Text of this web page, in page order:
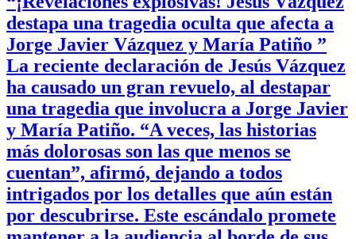
destapa una tragedia oculta que afecta a
Jorge Javier Vázquez y María Patiño ”
La reciente declaración de Jesús Vázquez
ha causado un gran revuelo, al destapar
una tragedia que involucra a Jorge Javier
y María Patiño. “A veces, las historias
más dolorosas son las que menos se
cuentan”, afirmó, dejando a todos
intrigados por los detalles que aún están
por descubrirse. Este escándalo promete